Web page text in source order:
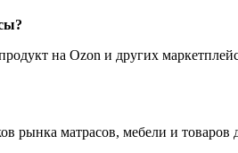
на Ozon и других
рынка матрасов, мебели и товаров